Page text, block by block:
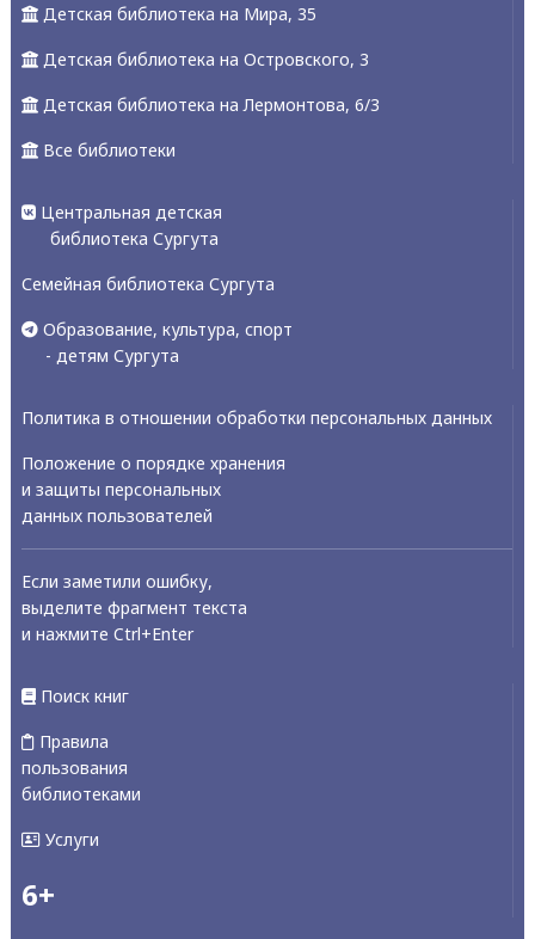
Детская библиотека на Мира, 35
Детская библиотека на Островского, 3
Детская библиотека на Лермонтова, 6/3
Все библиотеки
Центральная детская
библиотека Сургута
Семейная библиотека Сургута
Образование, культура, спорт
- детям Сургута
Политика в отношении обработки персональных данных
Положение о порядке хранения
и защиты персональных
данных пользователей
Если заметили ошибку,
выделите фрагмент текста
и нажмите Ctrl+Enter
Поиск книг
Правила
пользования
библиотеками
Услуги
6+